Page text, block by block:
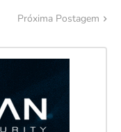
Próxima Postagem